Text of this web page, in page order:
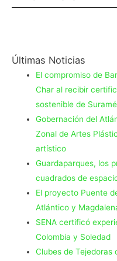
Últimas Noticias
El compromiso de
Char al recibir
sostenible de
Gobernación del
Zonal de Artes
artístico
Guardaparques, los
cuadrados de
El proyecto Puente
Atlántico y
SENA certificó
Colombia y Soledad
Clubes de Tejedoras